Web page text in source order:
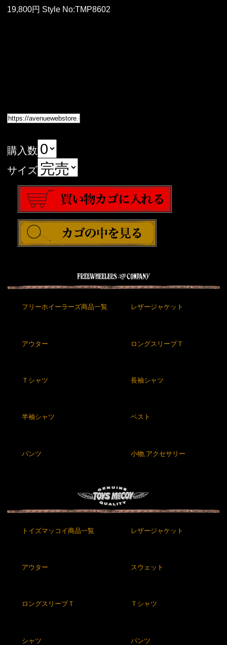
19,800円 Style No:TMP8602
購入数
サイズ
フリーホイーラーズ商品一覧 レザージャケット
アウター ロングスリーブＴ
Ｔシャツ 長袖シャツ
半袖シャツ ベスト
パンツ 小物,アクセサリー
トイズマッコイ商品一覧 レザージャケット
アウター スウェット
ロングスリーブＴ Ｔシャツ
シャツ パンツ